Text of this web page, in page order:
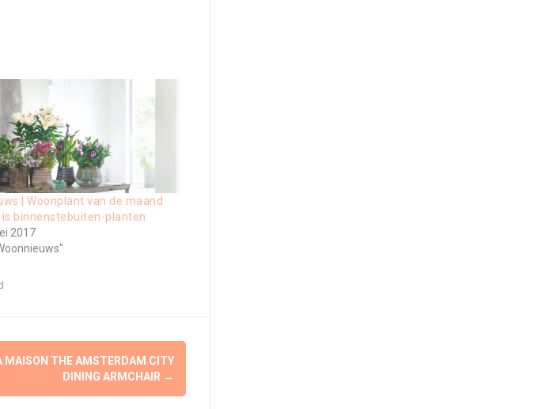
| Woonplant van de maand
is binnenstebuiten-planten
2017
MAISON THE AMSTERDAM CITY
DINING ARMCHAIR →